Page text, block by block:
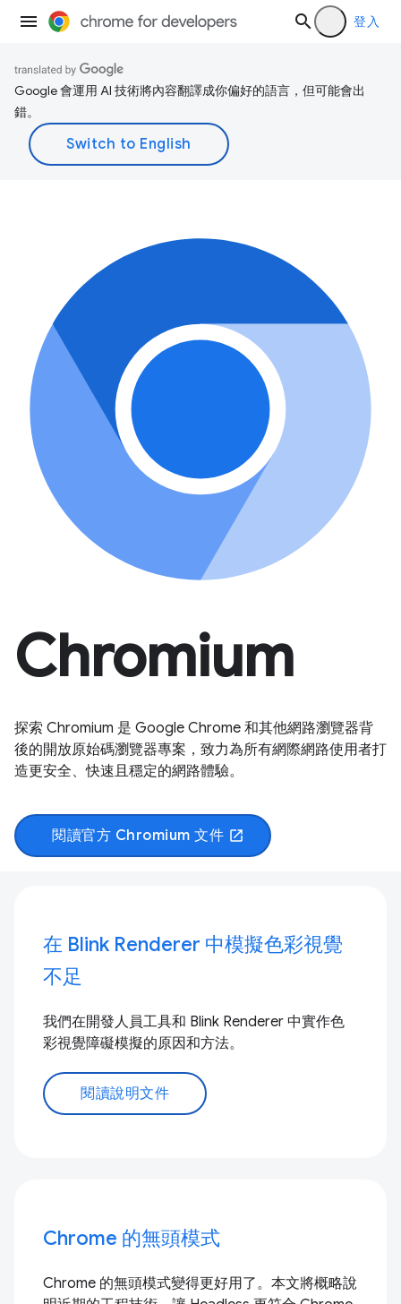
登入
Google 會運用 AI 技術將內容翻譯成你偏好的語言，但可能會出
錯。
Chromium
探索 Chromium 是 Google Chrome 和其他網路瀏覽器背
後的開放原始碼瀏覽器專案，致力為所有網際網路使用者打
造更安全、快速且穩定的網路體驗。
閱讀官方 Chromium 文件 open_in_new
在 Blink Renderer 中模擬色彩視覺
不足
我們在開發人員工具和 Blink Renderer 中實作色
彩視覺障礙模擬的原因和方法。
閱讀說明文件
Chrome 的無頭模式
Chrome 的無頭模式變得更好用了。本文將概略說